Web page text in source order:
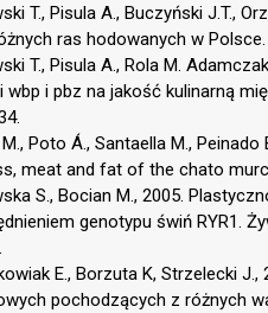
T., Pisula A., Buczyński J.T.,
ras hodowanych w
T., Pisula A., Rola M.
wbp i pbz na jakość kulinarną
M., Poto Á., Santaella M.,
meat and fat of the chato
S., Bocian M., 2005.
genotypu świń RYR1.
E., Borzuta K, Strzelecki
pochodzących z różnych